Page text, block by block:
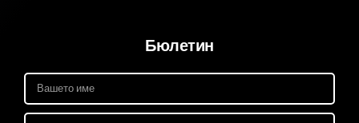
Бюлетин